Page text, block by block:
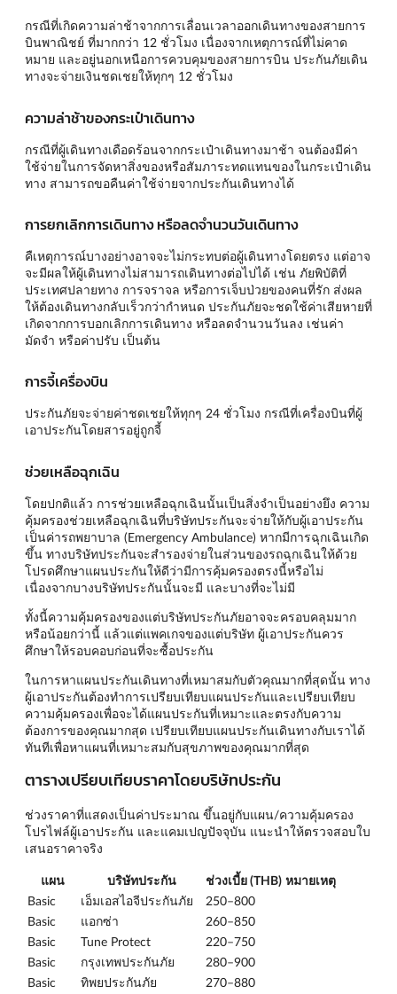
กรณีที่เกิดความล่าช้าจากการเลื่อนเวลาออกเดินทางของสายการ
บินพาณิชย์ ที่มากกว่า 12 ชั่วโมง เนื่องจากเหตุการณ์ที่ไม่คาด
หมาย และอยู่นอกเหนือการควบคุมของสายการบิน ประกันภัยเดิน
ทางจะจ่ายเงินชดเชยให้ทุกๆ 12 ชั่วโมง
ความล่าช้าของกระเป๋าเดินทาง
กรณีที่ผู้เดินทางเดือดร้อนจากกระเป๋าเดินทางมาช้า จนต้องมีค่า
ใช้จ่ายในการจัดหาสิ่งของหรือสัมภาระทดแทนของในกระเป๋าเดิน
ทาง สามารถขอคืนค่าใช้จ่ายจากประกันเดินทางได้
การยกเลิกการเดินทาง หรือลดจำนวนวันเดินทาง
คืเหตุการณ์บางอย่างอาจจะไม่กระทบต่อผู้เดินทางโดยตรง แต่อาจ
จะมีผลให้ผู้เดินทางไม่สามารถเดินทางต่อไปได้ เช่น ภัยพิบัติที่
ประเทศปลายทาง การจราจล หรือการเจ็บป่วยของคนที่รัก ส่งผล
ให้ต้องเดินทางกลับเร็วกว่ากำหนด ประกันภัยจะชดใช้ค่าเสียหายที่
เกิดจากการบอกเลิกการเดินทาง หรือลดจำนวนวันลง เช่นค่า
มัดจำ หรือค่าปรับ เป็นต้น
การจี้เครื่องบิน
ประกันภัยจะจ่ายค่าชดเชยให้ทุกๆ 24 ชั่วโมง กรณีที่เครื่องบินที่ผู้
เอาประกันโดยสารอยู่ถูกจี้
ช่วยเหลือฉุกเฉิน
โดยปกติแล้ว การช่วยเหลือฉุกเฉินนั้นเป็นสิ่งจำเป็นอย่างยึง ความ
คุ้มครองช่วยเหลือฉุกเฉินที่บริษัทประกันจะจ่ายให้กับผู้เอาประกัน
เป็นค่ารถพยาบาล (Emergency Ambulance) หากมีการฉุกเฉินเกิด
ขึ้น ทางบริษัทประกันจะสำรองจ่ายในส่วนของรถฉุกเฉินให้ด้วย
โปรดศึกษาแผนประกันให้ดีว่ามีการคุ้มครองตรงนี้หรือไม่
เนื่องจากบางบริษัทประกันนั้นจะมี และบางที่จะไม่มี
ทั้งนี้ความคุ้มครองของแต่บริษัทประกันภัยอาจจะครอบคลุมมาก
หรือน้อยกว่านี้ แล้วแต่แพคเกจของแต่บริษัท ผู้เอาประกันควร
ศึกษาให้รอบคอบก่อนที่จะซื้อประกัน
ในการหาแผนประกันเดินทางที่เหมาสมกับตัวคุณมากที่สุดนั้น ทาง
ผู้เอาประกันต้องทำการเปรียบเทียบแผนประกันและเปรียบเทียบ
ความคุ้มครองเพื่อจะได้แผนประกันที่เหมาะและตรงกับความ
ต้องการของคุณมากสุด เปรียบเทียบแผนประกันเดินทางกับเราได้
ทันทีเพื่อหาแผนที่เหมาะสมกับสุขภาพของคุณมากที่สุด
ตารางเปรียบเทียบราคาโดยบริษัทประกัน
ช่วงราคาที่แสดงเป็นค่าประมาณ ขึ้นอยู่กับแผน/ความคุ้มครอง
โปรไฟล์ผู้เอาประกัน และแคมเปญปัจจุบัน แนะนำให้ตรวจสอบใบ
เสนอราคาจริง
แผน บริษัทประกัน ช่วงเบี้ย (THB) หมายเหตุ
Basic
เอ็มเอสไอจีประกันภัย
250–800
Basic
แอกซ่า
260–850
Basic
Tune Protect
220–750
Basic
กรุงเทพประกันภัย
280–900
Basic
ทิพยประกันภัย
270–880